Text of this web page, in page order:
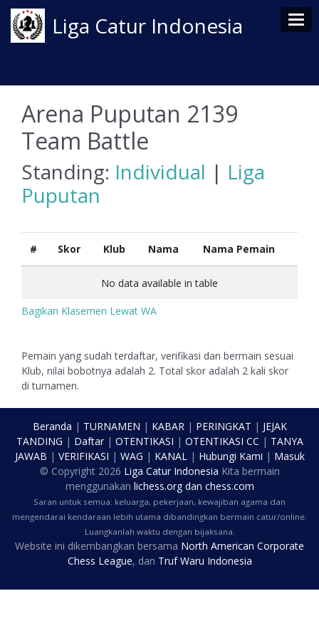
Liga Catur Indonesia
Arena Puputan 2139
Team Battle
Standing: Individual | Liga
Puputan
# Skor Klub Nama Nama Pemain
No data available in table
Bagikan Klasemen Lewat WA
Pemain yang sudah terdaftar, verifikasi dan bermain sesuai
Klub, nilai bobotnya adalah 2. Total skor adalah 2 kali skor
di turnamen.
Beranda | TURNAMEN | KABAR| PERINGKAT | JEJAK
TANDING | Daftar| OTENTIKASI | OTENTIKASI CC | TANYA
JAWAB | VERIFIKASI | WAG | KANAL| Hubungi Kami | Masuk
© Copyright 2026 Liga Catur Indonesia Kita bermain
menggunakan lichess.orgdan chess.com
Saran untuk semua: keluarga, pekerjaan, kewajiban agama dan
mengendarai kendaraan lebih utama dibandingkan bermain catur/online.
Luangkanlah waktu dengan bijaksana.
Website ini dikembangkan bersama North American Corporate
Chess League, dan Truf Waru Indonesia